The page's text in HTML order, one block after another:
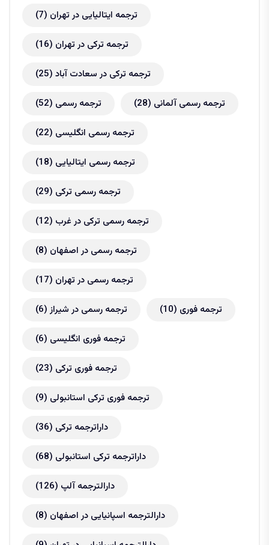
ترجمه ایتالیایی در تهران (7)
ترجمه ترکی در تهران (16)
ترجمه ترکی در سعادت آباد (25)
ترجمه رسمی (52) ترجمه رسمی آلمانی (28)
ترجمه رسمی انگلیسی (22)
ترجمه رسمی ایتالیایی (18)
ترجمه رسمی ترکی (29)
ترجمه رسمی ترکی در غرب (12)
ترجمه رسمی در اصفهان (8)
ترجمه رسمی در تهران (17)
ترجمه رسمی در شیراز(6) ترجمه فوری (10)
ترجمه فوری انگلیسی (6)
ترجمه فوری ترکی (23)
ترجمه فوری ترکی استانبولی (9)
داراترجمه ترکی (36)
داراترجمه ترکی استانبولی (68)
دارالترجمه آلپ (126)
دارالترجمه اسپانیایی در اصفهان (8)